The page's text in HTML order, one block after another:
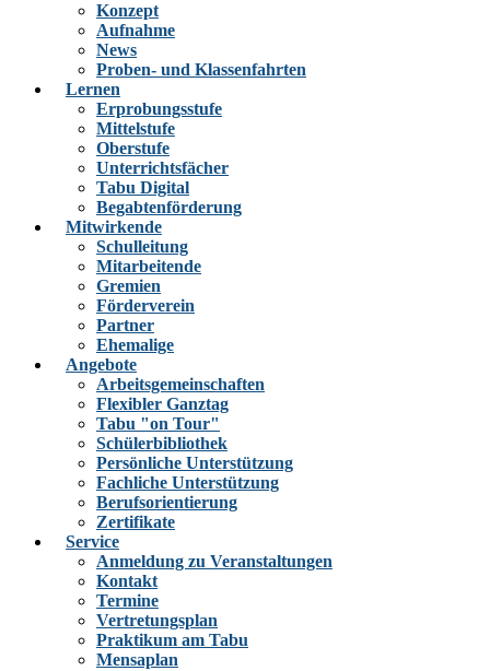
Konzept
Aufnahme
News
Proben- und Klassenfahrten
Lernen
Erprobungsstufe
Mittelstufe
Oberstufe
Unterrichtsfächer
Tabu Digital
Begabtenförderung
Mitwirkende
Schulleitung
Mitarbeitende
Gremien
Förderverein
Partner
Ehemalige
Angebote
Arbeitsgemeinschaften
Flexibler Ganztag
Tabu "on Tour"
Schülerbibliothek
Persönliche Unterstützung
Fachliche Unterstützung
Berufsorientierung
Zertifikate
Service
Anmeldung zu Veranstaltungen
Kontakt
Termine
Vertretungsplan
Praktikum am Tabu
Mensaplan